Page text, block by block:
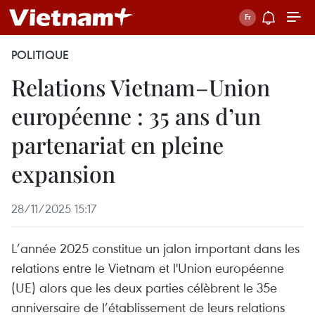
POLITIQUE
Relations Vietnam–Union
européenne : 35 ans d’un
partenariat en pleine
expansion
28/11/2025 15:17
L’année 2025 constitue un jalon important dans les
relations entre le Vietnam et l'Union européenne
(UE) alors que les deux parties célèbrent le 35e
anniversaire de l’établissement de leurs relations